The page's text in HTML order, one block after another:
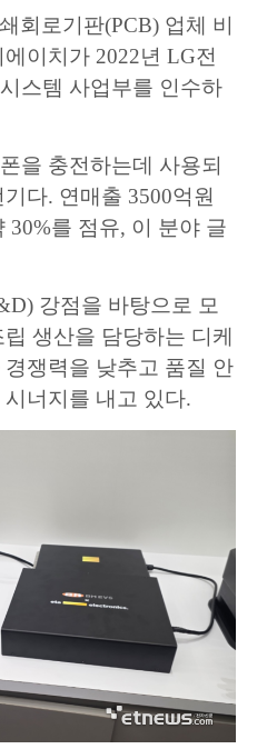
회로기판(PCB) 업체 비
이치가 2022년 LG전
스템 사업부를 인수하
을 충전하는데 사용되
다. 연매출 3500억원
30%를 점유, 이 분야 글
강점을 바탕으로 모
생산을 담당하는 디케
쟁력을 낮추고 품질 안
너지를 내고 있다.